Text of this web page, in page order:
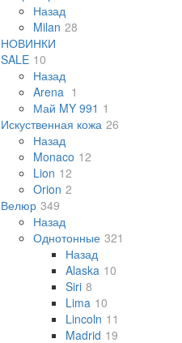
Назад
Milan 28
НОВИНКИ
SALE 10
Назад
Arena 1
Май MY 991 1
Искуственная кожа 26
Назад
Monaco 12
Lion 12
Orion 2
Велюр 349
Назад
Однотонные 321
Назад
Alaska 10
Siri 8
Lima 10
Lincoln 11
Madrid 19